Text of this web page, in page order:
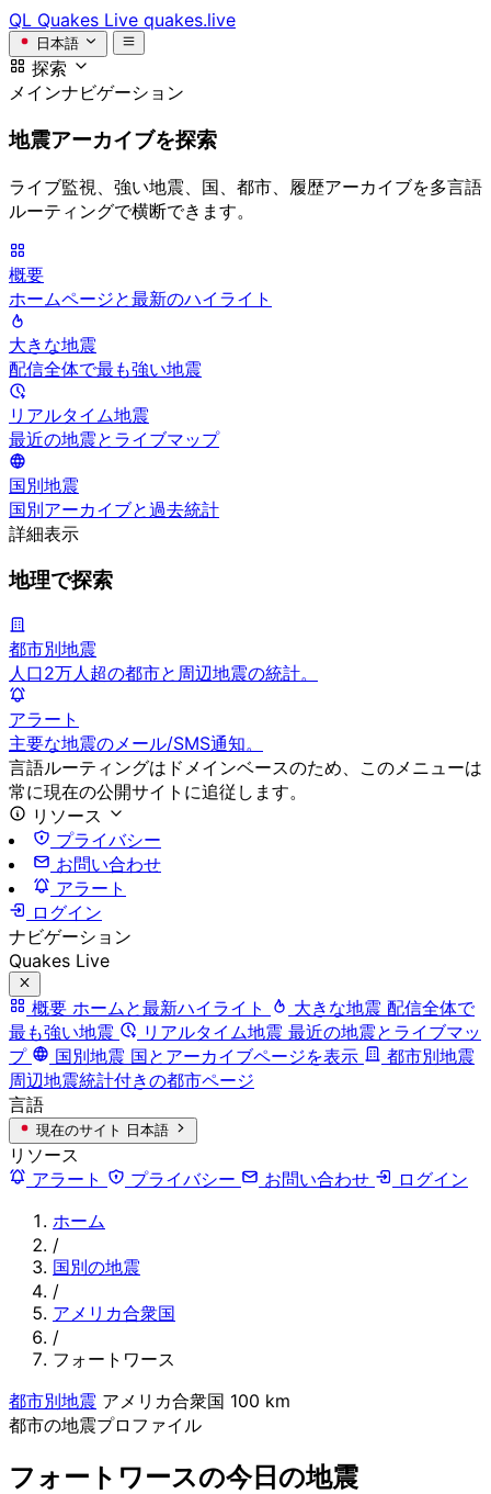
QL Quakes Live quakes.live
日本語
探索
メインナビゲーション
地震アーカイブを探索
ライブ監視、強い地震、国、都市、履歴アーカイブを多言語
ルーティングで横断できます。
概要
ホームページと最新のハイライト
大きな地震
配信全体で最も強い地震
リアルタイム地震
最近の地震とライブマップ
国別地震
国別アーカイブと過去統計
詳細表示
地理で探索
都市別地震
人口2万人超の都市と周辺地震の統計。
アラート
主要な地震のメール/SMS通知。
言語ルーティングはドメインベースのため、このメニューは
常に現在の公開サイトに追従します。
リソース
プライバシー
お問い合わせ
アラート
ログイン
ナビゲーション
Quakes Live
概要 ホームと最新ハイライト 大きな地震 配信全体で
最も強い地震
リアルタイム地震 最近の地震とライブマッ
プ
国別地震 国とアーカイブページを表示
都市別地震
周辺地震統計付きの都市ページ
言語
現在のサイト 日本語
リソース
アラート
プライバシー お問い合わせ
ログイン
ホーム
/
国別の地震
/
アメリカ合衆国
/
フォートワース
都市別地震 アメリカ合衆国 100 km
都市の地震プロファイル
フォートワースの今日の地震